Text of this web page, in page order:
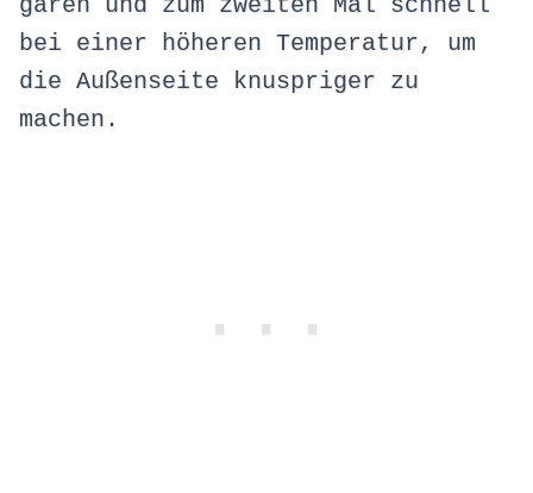
garen und zum zweiten Mal schnell
bei einer höheren Temperatur, um
die Außenseite knuspriger zu
machen.